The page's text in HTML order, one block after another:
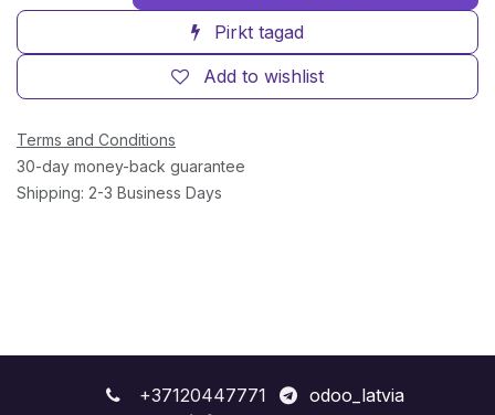
Pirkt tagad
Add to wishlist
Terms and Conditions
30-day money-back guarantee
Shipping: 2-3 Business Days
+37120447771
odoo_latvia